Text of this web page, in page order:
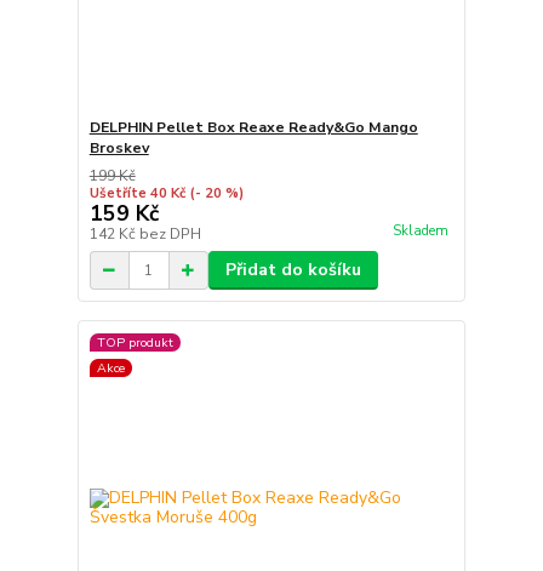
DELPHIN Pellet Box Reaxe Ready&Go Mango
Broskev
199 Kč
Ušetříte 40 Kč (- 20 %)
159 Kč
142 Kč bez DPH Skladem
Přidat do košíku
TOP produkt
Akce